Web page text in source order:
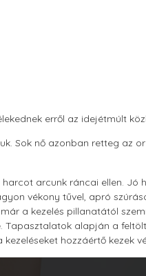
erről az idejétmúlt
Sok nő azonban retteg az
arcunk ráncai ellen. Jó
vékony tűvel, apró
a kezelés pillanatától
Tapasztalatok alapján a
hozzáértő kezek